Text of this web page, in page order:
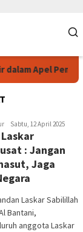
Apel
Sabtu, 12 April 2025
: Jangan
Jaga
Laskar Sabilillah
Bantani,
anggota Laskar